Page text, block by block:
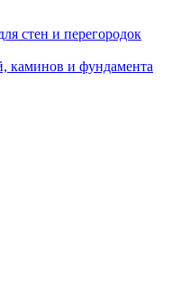
стен и перегородок
каминов и фундамента